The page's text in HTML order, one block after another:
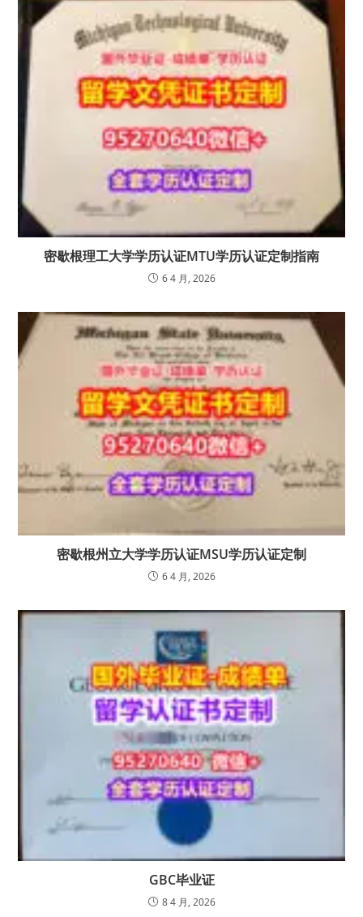
密歇根理工大学学历认证MTU学历认证定制指南
6 4 月, 2026
密歇根州立大学学历认证MSU学历认证定制
6 4 月, 2026
GBC毕业证
8 4 月, 2026